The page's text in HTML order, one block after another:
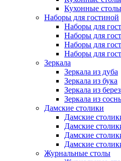
Кухонные
Наборы для гостиной
Наборы для
Наборы для
Наборы для
Наборы для
Зеркала
Зеркала из дуба
Зеркала из бука
Зеркала из
Зеркала из
Дамские столики
Дамские
Дамские
Дамские
Дамские
Журнальные столы